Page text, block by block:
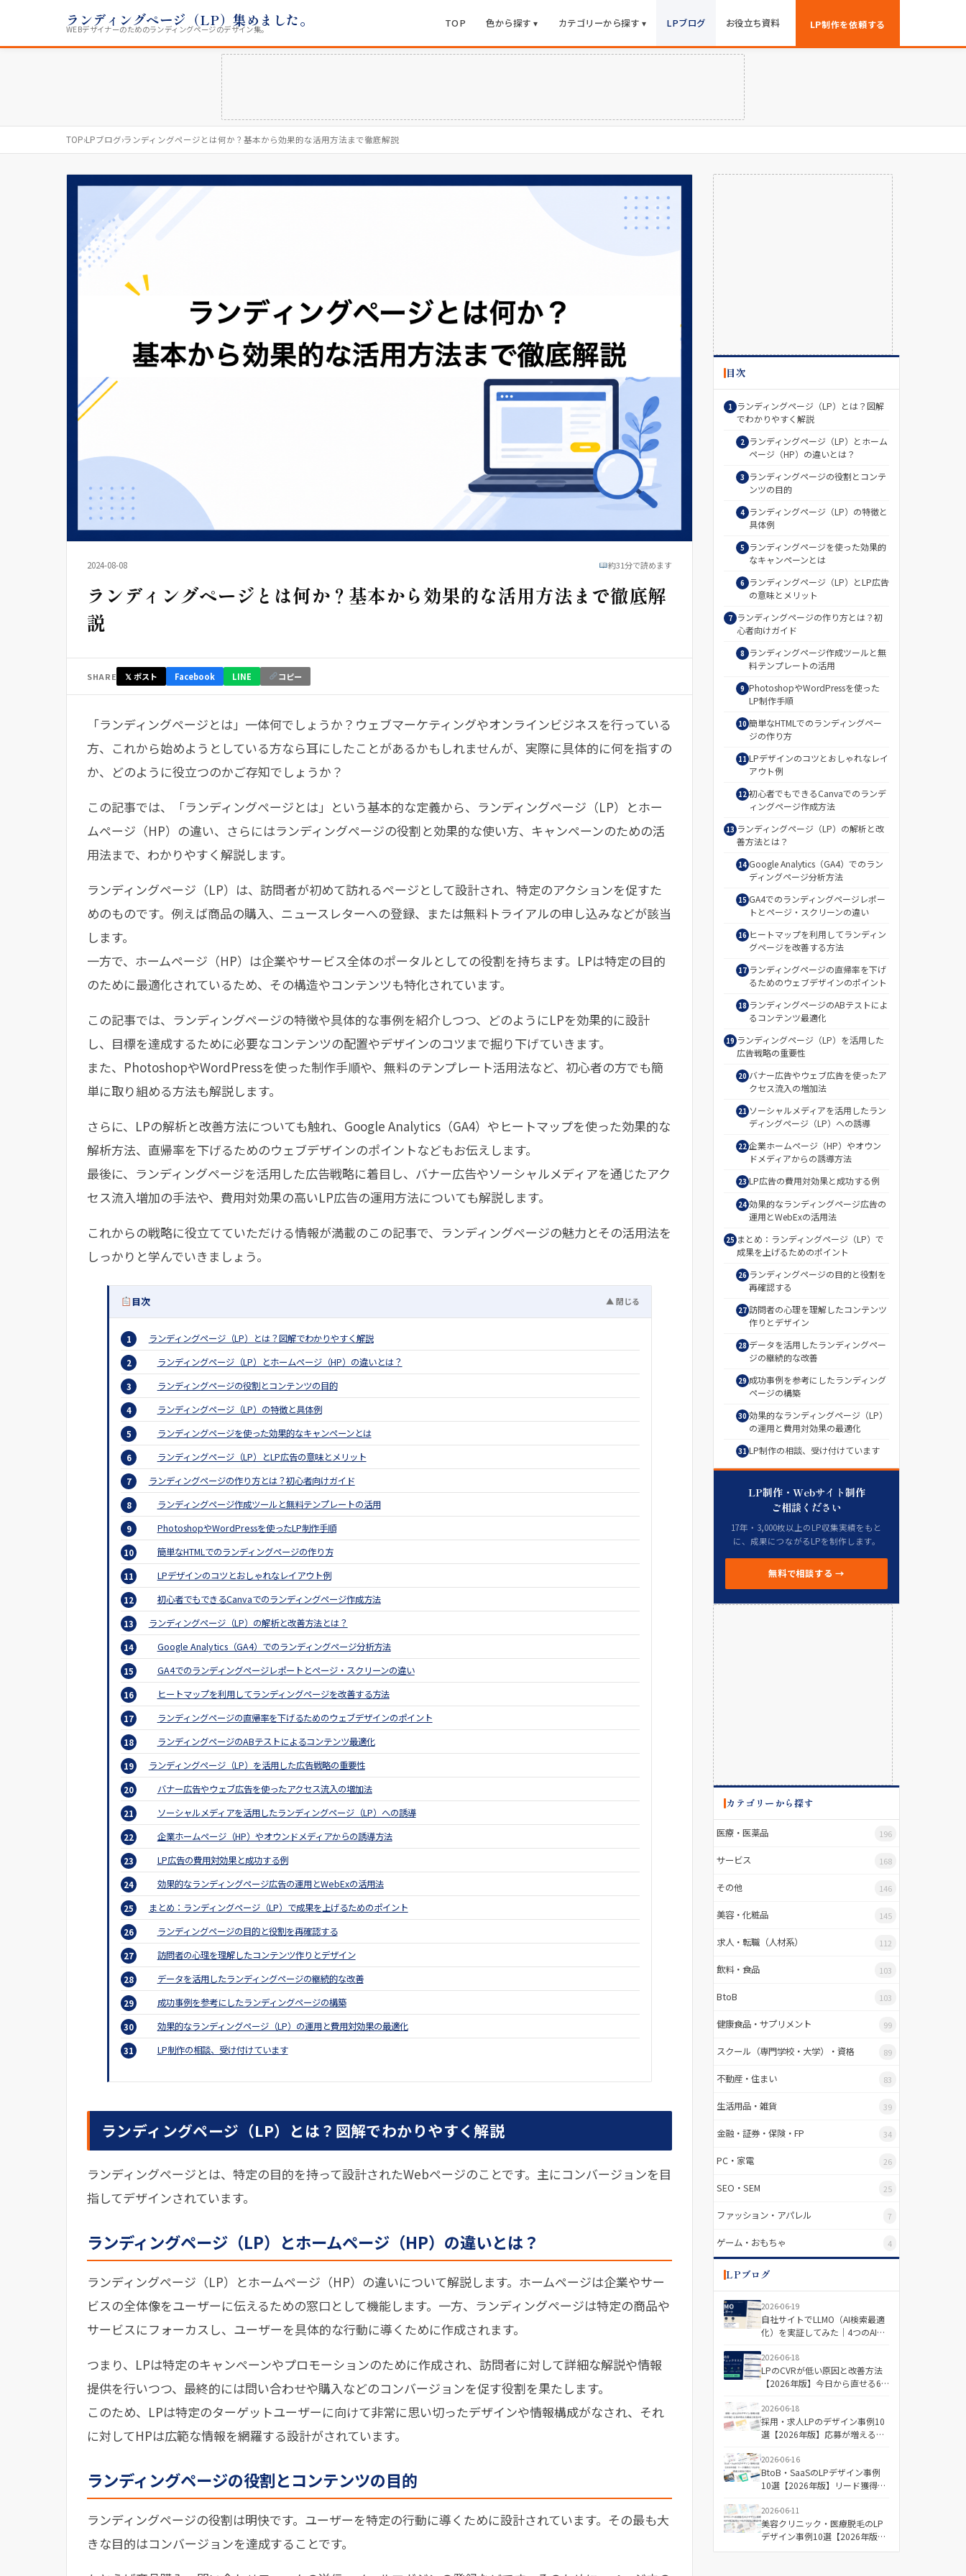
ランディングページ（LP）集めました。
WEBデザイナーのためのランディングページのデザイン集。 TOP 色から探す ▾ カテゴリーから探す ▾ LPブログ お役立ち資料 LP制作を依頼する
TOP›LPブログ›ランディングページとは何か？基本から効果的な活用方法まで徹底解説
2024-08-08 約31分で読めます
ランディングページとは何か？基本から効果的な活用方法まで徹底解
説
SHARE 𝕏 ポスト Facebook LINE コピー
「ランディングページとは」一体何でしょうか？ウェブマーケティングやオンラインビジネスを行っている
方、これから始めようとしている方なら耳にしたことがあるかもしれませんが、実際に具体的に何を指すの
か、どのように役立つのかご存知でしょうか？
この記事では、「ランディングページとは」という基本的な定義から、ランディングページ（LP）とホー
ムページ（HP）の違い、さらにはランディングページの役割と効果的な使い方、キャンペーンのための活
用法まで、わかりやすく解説します。
ランディングページ（LP）は、訪問者が初めて訪れるページとして設計され、特定のアクションを促すた
めのものです。例えば商品の購入、ニュースレターへの登録、または無料トライアルの申し込みなどが該当
します。
一方で、ホームページ（HP）は企業やサービス全体のポータルとしての役割を持ちます。LPは特定の目的
のために最適化されているため、その構造やコンテンツも特化されています。
この記事では、ランディングページの特徴や具体的な事例を紹介しつつ、どのようにLPを効果的に設計
し、目標を達成するために必要なコンテンツの配置やデザインのコツまで掘り下げていきます。
また、PhotoshopやWordPressを使った制作手順や、無料のテンプレート活用法など、初心者の方でも簡
単に取り組める方法も解説します。
さらに、LPの解析と改善方法についても触れ、Google Analytics（GA4）やヒートマップを使った効果的な
解析方法、直帰率を下げるためのウェブデザインのポイントなどもお伝えします。
最後に、ランディングページを活用した広告戦略に着目し、バナー広告やソーシャルメディアを通じたアク
セス流入増加の手法や、費用対効果の高いLP広告の運用方法についても解説します。
これからの戦略に役立てていただける情報が満載のこの記事で、ランディングページの魅力とその活用法を
しっかりと学んでいきましょう。
目次 ▲ 閉じる
ランディングページ（LP）とは？図解でわかりやすく解説
ランディングページ（LP）とホームページ（HP）の違いとは？
ランディングページの役割とコンテンツの目的
ランディングページ（LP）の特徴と具体例
ランディングページを使った効果的なキャンペーンとは
ランディングページ（LP）とLP広告の意味とメリット
ランディングページの作り方とは？初心者向けガイド
ランディングページ作成ツールと無料テンプレートの活用
PhotoshopやWordPressを使ったLP制作手順
簡単なHTMLでのランディングページの作り方
LPデザインのコツとおしゃれなレイアウト例
初心者でもできるCanvaでのランディングページ作成方法
ランディングページ（LP）の解析と改善方法とは？
Google Analytics（GA4）でのランディングページ分析方法
GA4でのランディングページレポートとページ・スクリーンの違い
ヒートマップを利用してランディングページを改善する方法
ランディングページの直帰率を下げるためのウェブデザインのポイント
ランディングページのABテストによるコンテンツ最適化
ランディングページ（LP）を活用した広告戦略の重要性
バナー広告やウェブ広告を使ったアクセス流入の増加法
ソーシャルメディアを活用したランディングページ（LP）への誘導
企業ホームページ（HP）やオウンドメディアからの誘導方法
LP広告の費用対効果と成功する例
効果的なランディングページ広告の運用とWebExの活用法
まとめ：ランディングページ（LP）で成果を上げるためのポイント
ランディングページの目的と役割を再確認する
訪問者の心理を理解したコンテンツ作りとデザイン
データを活用したランディングページの継続的な改善
成功事例を参考にしたランディングページの構築
効果的なランディングページ（LP）の運用と費用対効果の最適化
LP制作の相談、受け付けています
ランディングページ（LP）とは？図解でわかりやすく解説
ランディングページとは、特定の目的を持って設計されたWebページのことです。主にコンバージョンを目
指してデザインされています。
ランディングページ（LP）とホームページ（HP）の違いとは？
ランディングページ（LP）とホームページ（HP）の違いについて解説します。ホームページは企業やサー
ビスの全体像をユーザーに伝えるための窓口として機能します。一方、ランディングページは特定の商品や
サービスにフォーカスし、ユーザーを具体的な行動に導くために作成されます。
つまり、LPは特定のキャンペーンやプロモーションのために作成され、訪問者に対して詳細な解説や情報
提供を行いつつ、最終的には問い合わせや購入などのコンバージョンを促す役割を果たします。
このため、LPは特定のターゲットユーザーに向けて非常に思い切ったデザインや情報構成がなされ、それ
に対してHPは広範な情報を網羅する設計がされています。
ランディングページの役割とコンテンツの目的
ランディングページの役割は明快です。ユーザーを特定の行動に導くために設計されています。その最も大
きな目的はコンバージョンを達成することです。
目次
ランディングページ（LP）とは？図解
でわかりやすく解説
ランディングページ（LP）とホーム
ページ（HP）の違いとは？
ランディングページの役割とコンテ
ンツの目的
ランディングページ（LP）の特徴と
具体例
ランディングページを使った効果的
なキャンペーンとは
ランディングページ（LP）とLP広告
の意味とメリット
ランディングページの作り方とは？初
心者向けガイド
ランディングページ作成ツールと無
料テンプレートの活用
PhotoshopやWordPressを使った
LP制作手順
簡単なHTMLでのランディングペー
ジの作り方
LPデザインのコツとおしゃれなレイ
アウト例
初心者でもできるCanvaでのランデ
ィングページ作成方法
ランディングページ（LP）の解析と改
善方法とは？
Google Analytics（GA4）でのラン
ディングページ分析方法
GA4でのランディングページレポー
トとページ・スクリーンの違い
ヒートマップを利用してランディン
グページを改善する方法
ランディングページの直帰率を下げ
るためのウェブデザインのポイント
ランディングページのABテストによ
るコンテンツ最適化
ランディングページ（LP）を活用した
広告戦略の重要性
バナー広告やウェブ広告を使ったア
クセス流入の増加法
ソーシャルメディアを活用したラン
ディングページ（LP）への誘導
企業ホームページ（HP）やオウン
ドメディアからの誘導方法
LP広告の費用対効果と成功する例
効果的なランディングページ広告の
運用とWebExの活用法
まとめ：ランディングページ（LP）で
成果を上げるためのポイント
ランディングページの目的と役割を
再確認する
訪問者の心理を理解したコンテンツ
作りとデザイン
データを活用したランディングペー
ジの継続的な改善
成功事例を参考にしたランディング
ページの構築
効果的なランディングページ（LP）
の運用と費用対効果の最適化
LP制作の相談、受け付けています
LP制作・Webサイト制作
ご相談ください
17年・3,000枚以上のLP収集実績をもと
に、成果につながるLPを制作します。
無料で相談する →
カテゴリーから探す
医療・医薬品 196
サービス 168
その他 146
美容・化粧品 145
求人・転職（人材系） 112
飲料・食品 103
BtoB 103
健康食品・サプリメント 99
スクール（専門学校・大学）・資格 89
不動産・住まい 83
生活用品・雑貨 39
金融・証券・保険・FP 34
PC・家電 26
SEO・SEM 25
ファッション・アパレル 7
ゲーム・おもちゃ 4
LPブログ
2026-06-19
自社サイトでLLMO（AI検索最適
化）を実証してみた｜4つのAIで
事」を分けた差とは
2026-06-18
LPのCVRが低い原因と改善方法
【2026年版】今日から直せる6
2026-06-18
採用・求人LPのデザイン事例10
選【2026年版】応募が増える構
2026-06-16
BtoB・SaaSのLPデザイン事例
10選【2026年版】リード獲得に
2026-06-11
美容クリニック・医療脱毛のLP
デザイン事例10選【2026年版】
成果につながる配色と構成の傾